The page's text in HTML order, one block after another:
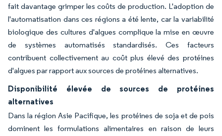
fait davantage grimper les coûts de production. L'adoption de
l'automatisation dans ces régions a été lente, car la variabilité
biologique des cultures d'algues complique la mise en œuvre
de systèmes automatisés standardisés. Ces facteurs
contribuent collectivement au coût plus élevé des protéines
d'algues par rapport aux sources de protéines alternatives.
Disponibilité élevée de sources de protéines
alternatives
Dans la région Asie Pacifique, les protéines de soja et de pois
dominent les formulations alimentaires en raison de leurs